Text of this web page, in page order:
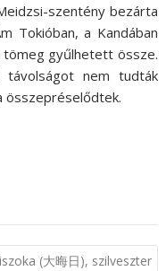
szentény bezárta
Tokióban, a Kandában
tömeg gyűlhetett össze.
nem tudták
összepréselődtek.
(大晦日), szilveszter